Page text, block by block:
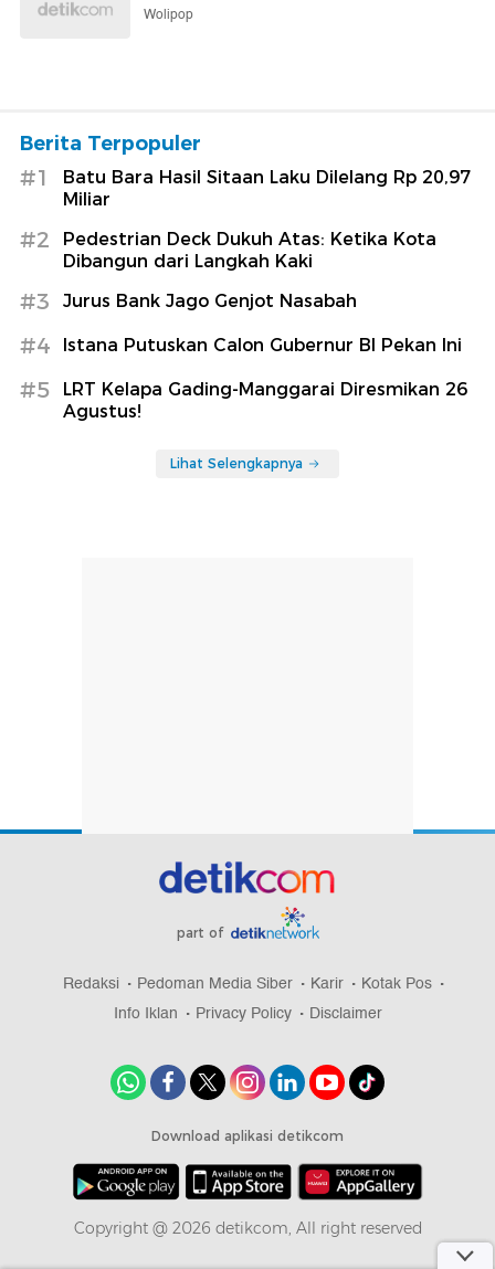
Wolipop
Berita Terpopuler
#1
Batu Bara Hasil Sitaan Laku Dilelang Rp 20,97
Miliar
#2
Pedestrian Deck Dukuh Atas: Ketika Kota
Dibangun dari Langkah Kaki
#3 Jurus Bank Jago Genjot Nasabah
#4 Istana Putuskan Calon Gubernur BI Pekan Ini
#5
LRT Kelapa Gading-Manggarai Diresmikan 26
Agustus!
Lihat Selengkapnya
part of
Redaksi Pedoman Media Siber Karir
Kotak Pos
Info Iklan
Privacy Policy Disclaimer
Download aplikasi detikcom
Copyright @ 2026 detikcom, All right reserved